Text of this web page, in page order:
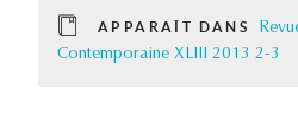
APPARAÎT DANS
Contemporaine XLIII 2013 2-3